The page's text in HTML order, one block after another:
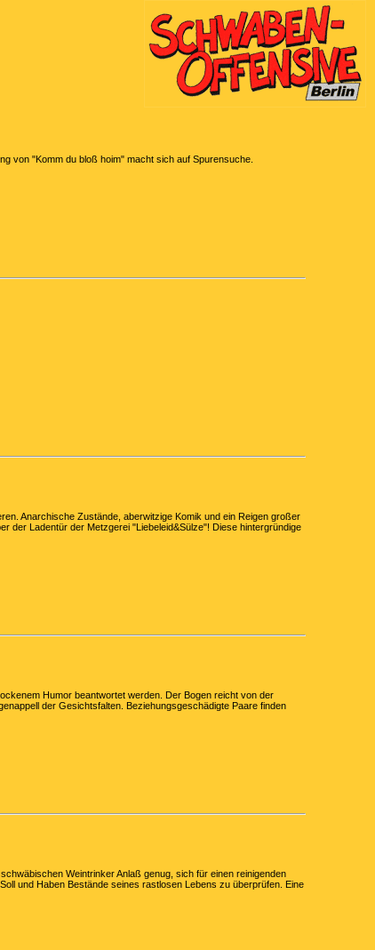
von "Komm du bloß hoim" macht sich auf Spurensuche.
Anarchische Zustände, aberwitzige Komik und ein Reigen großer
der Ladentür der Metzgerei "Liebeleid&Sülze"! Diese hintergründige
Humor beantwortet werden. Der Bogen reicht von der
der Gesichtsfalten. Beziehungsgeschädigte Paare finden
Weintrinker Anlaß genug, sich für einen reinigenden
und Haben Bestände seines rastlosen Lebens zu überprüfen. Eine